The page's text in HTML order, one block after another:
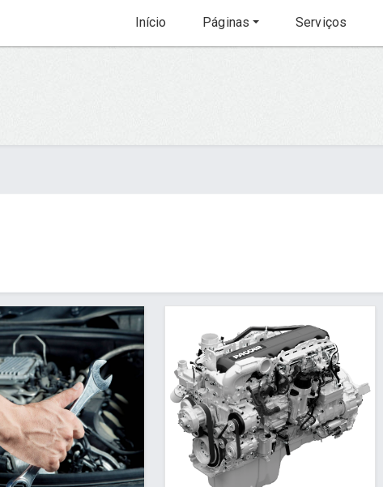
Início Páginas Serviços